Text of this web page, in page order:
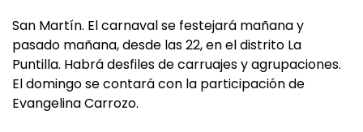
San Martín. El carnaval se festejará mañana y
pasado mañana, desde las 22, en el distrito La
Puntilla. Habrá desfiles de carruajes y agrupaciones.
El domingo se contará con la participación de
Evangelina Carrozo.